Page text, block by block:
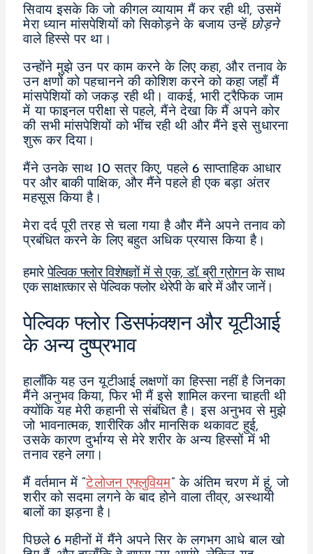
सिवाय इसके कि जो कीगल व्यायाम मैं कर रही थी, उसमें
मेरा ध्यान मांसपेशियों को सिकोड़ने के बजाय उन्हें छोड़ने
वाले हिस्से पर था।
उन्होंने मुझे उन पर काम करने के लिए कहा, और तनाव के
उन क्षणों को पहचानने की कोशिश करने को कहा जहाँ मैं
मांसपेशियों को जकड़ रही थी। वाकई, भारी ट्रैफिक जाम
में या फाइनल परीक्षा से पहले, मैंने देखा कि मैं अपने कोर
की सभी मांसपेशियों को भींच रही थी और मैंने इसे सुधारना
शुरू कर दिया।
मैंने उनके साथ 10 सत्र किए, पहले 6 साप्ताहिक आधार
पर और बाकी पाक्षिक, और मैंने पहले ही एक बड़ा अंतर
महसूस किया है।
मेरा दर्द पूरी तरह से चला गया है और मैंने अपने तनाव को
प्रबंधित करने के लिए बहुत अधिक प्रयास किया है।
हमारेपेल्विक फ्लोर विशेषज्ञों में से एक, डॉ. ब्री ग्रोगनके साथ
एक साक्षात्कार से पेल्विक फ्लोर थेरेपी के बारे में और जानें।
पेल्विक फ्लोर डिसफंक्शन और यूटीआई
के अन्य दुष्प्रभाव
हालाँकि यह उन यूटीआई लक्षणों का हिस्सा नहीं है जिनका
मैंने अनुभव किया, फिर भी मैं इसे शामिल करना चाहती थी
क्योंकि यह मेरी कहानी से संबंधित है। इस अनुभव से मुझे
जो भावनात्मक, शारीरिक और मानसिक थकावट हुई,
उसके कारण दुर्भाग्य से मेरे शरीर के अन्य हिस्सों में भी
तनाव रहने लगा।
मैं वर्तमान में “टेलोजन एफ्लुवियम” के अंतिम चरण में हूं, जो
शरीर को सदमा लगने के बाद होने वाला तीव्र, अस्थायी
बालों का झड़ना है।
पिछले 6 महीनों में मैंने अपने सिर के लगभग आधे बाल खो